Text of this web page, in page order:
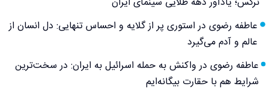
عاطفه رضوی در استوری پر از گلایه و احساس تنهایی: دل انسان از
عالم و آدم می‌گیرد
عاطفه رضوی در واکنش به حمله اسرائیل به ایران: در سخت‌ترین
شرایط هم با حقارت بیگانه‌ایم